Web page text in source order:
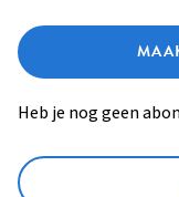
Heb je nog geen